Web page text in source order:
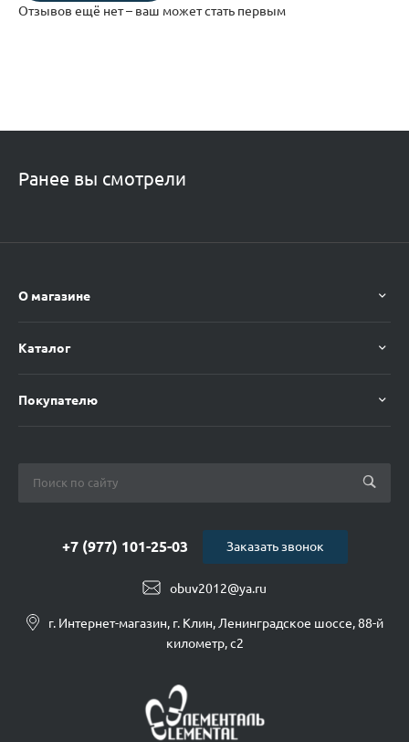
Отзывов ещё нет – ваш может стать первым
Ранее вы смотрели
О магазине
Каталог
Покупателю
obuv2012@ya.ru
+7 (977) 101-25-03
г. Интернет-магазин, г. Клин, Ленинградское шоссе, 88-й
километр, с2
Заказать звонок